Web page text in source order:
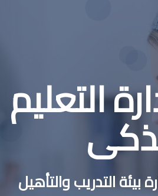
التعليم
بيئة التدريب والتأهيل